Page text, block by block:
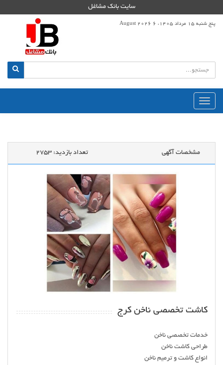
سایت بانک مشاغل
پنج شنبه 15 مرداد 1405، 6 August 2026
منوی
اصلی
مشخصات آگهی تعداد بازدید: 2753
کاشت تخصصی ناخن کرج